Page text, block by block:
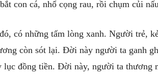
con cá, nhổ cọng rau, rồi chụm củi
có những tấm lòng xanh. Người trẻ,
còn sót lại. Đời này người ta ganh
lục đồng tiền. Đời này, người ta thương